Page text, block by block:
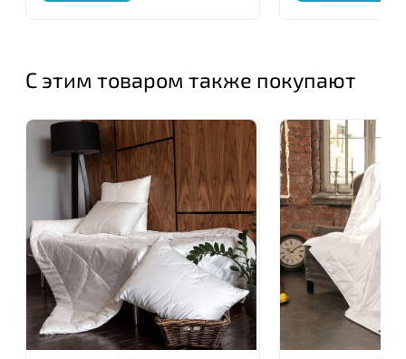
С этим товаром также покупают